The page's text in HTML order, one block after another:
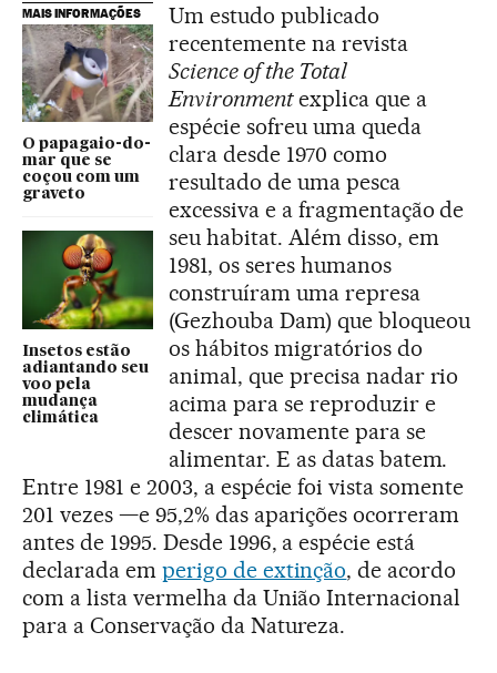
MAIS INFORMAÇÕES
O papagaio-do-
mar que se
coçou com um
graveto
Insetos estão
adiantando seu
voo pela
mudança
climática
Um estudo publicado
recentemente na revista
Science of the Total
Environmentexplica que a
espécie sofreu uma queda
clara desde 1970 como
resultado de uma pesca
excessiva e a fragmentação de
seu habitat. Além disso, em
1981, os seres humanos
construíram uma represa
(Gezhouba Dam) que bloqueou
os hábitos migratórios do
animal, que precisa nadar rio
acima para se reproduzir e
descer novamente para se
alimentar. E as datas batem.
Entre 1981 e 2003, a espécie foi vista somente
201 vezes —e 95,2% das aparições ocorreram
antes de 1995. Desde 1996, a espécie está
declarada em perigo de extinção, de acordo
com a lista vermelha da União Internacional
para a Conservação da Natureza.